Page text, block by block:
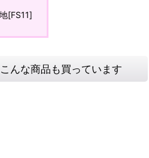
[FS11]
んな商品も買っています